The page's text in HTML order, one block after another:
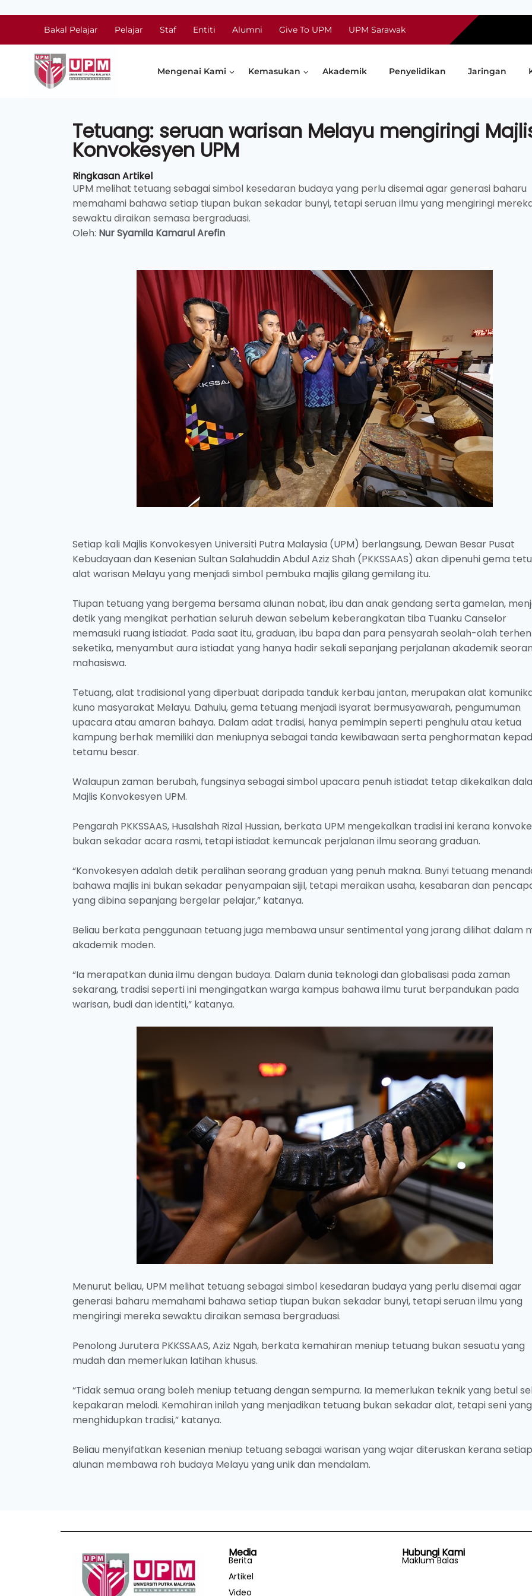
Bakal Pelajar Pelajar Staf Entiti Alumni Give To UPM UPM Sarawak
Mengenai Kami Kemasukan Akademik Penyelidikan Jaringan
Tetuang: seruan warisan Melayu mengiringi
Konvokesyen UPM
Ringkasan Artikel
UPM melihat tetuang sebagai simbol kesedaran budaya yang perlu disemai agar generasi baharu
memahami bahawa setiap tiupan bukan sekadar bunyi, tetapi seruan ilmu yang mengiringi
sewaktu diraikan semasa bergraduasi.
Oleh: Nur Syamila Kamarul Arefin
Setiap kali Majlis Konvokesyen Universiti Putra Malaysia (UPM) berlangsung, Dewan Besar Pusat
Kebudayaan dan Kesenian Sultan Salahuddin Abdul Aziz Shah (PKKSSAAS) akan dipenuhi gema
alat warisan Melayu yang menjadi simbol pembuka majlis gilang gemilang itu.
Tiupan tetuang yang bergema bersama alunan nobat, ibu dan anak gendang serta gamelan,
detik yang mengikat perhatian seluruh dewan sebelum keberangkatan tiba Tuanku Canselor
memasuki ruang istiadat. Pada saat itu, graduan, ibu bapa dan para pensyarah seolah-olah
seketika, menyambut aura istiadat yang hanya hadir sekali sepanjang perjalanan akademik
mahasiswa.
Tetuang, alat tradisional yang diperbuat daripada tanduk kerbau jantan, merupakan alat
kuno masyarakat Melayu. Dahulu, gema tetuang menjadi isyarat bermusyawarah, pengumuman
upacara atau amaran bahaya. Dalam adat tradisi, hanya pemimpin seperti penghulu atau ketua
kampung berhak memiliki dan meniupnya sebagai tanda kewibawaan serta penghormatan
tetamu besar.
Walaupun zaman berubah, fungsinya sebagai simbol upacara penuh istiadat tetap dikekalkan
Majlis Konvokesyen UPM.
Pengarah PKKSSAAS, Husalshah Rizal Hussian, berkata UPM mengekalkan tradisi ini kerana
bukan sekadar acara rasmi, tetapi istiadat kemuncak perjalanan ilmu seorang graduan.
“Konvokesyen adalah detik peralihan seorang graduan yang penuh makna. Bunyi tetuang
bahawa majlis ini bukan sekadar penyampaian sijil, tetapi meraikan usaha, kesabaran dan
yang dibina sepanjang bergelar pelajar,” katanya.
Beliau berkata penggunaan tetuang juga membawa unsur sentimental yang jarang dilihat dalam
akademik moden.
“Ia merapatkan dunia ilmu dengan budaya. Dalam dunia teknologi dan globalisasi pada zaman
sekarang, tradisi seperti ini mengingatkan warga kampus bahawa ilmu turut berpandukan pada
warisan, budi dan identiti,” katanya.
Menurut beliau, UPM melihat tetuang sebagai simbol kesedaran budaya yang perlu disemai agar
generasi baharu memahami bahawa setiap tiupan bukan sekadar bunyi, tetapi seruan ilmu yang
mengiringi mereka sewaktu diraikan semasa bergraduasi.
Penolong Jurutera PKKSSAAS, Aziz Ngah, berkata kemahiran meniup tetuang bukan sesuatu yang
mudah dan memerlukan latihan khusus.
“Tidak semua orang boleh meniup tetuang dengan sempurna. Ia memerlukan teknik yang betul
kepakaran melodi. Kemahiran inilah yang menjadikan tetuang bukan sekadar alat, tetapi seni yang
menghidupkan tradisi,” katanya.
Beliau menyifatkan kesenian meniup tetuang sebagai warisan yang wajar diteruskan kerana setiap
alunan membawa roh budaya Melayu yang unik dan mendalam.
Media
Berita
Artikel
Video
Hubungi Kami
Maklum Balas